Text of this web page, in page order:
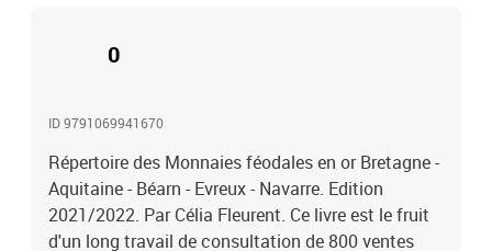
0
ID 9791069941670
Répertoire des Monnaies féodales en or Bretagne -
Aquitaine - Béarn - Evreux - Navarre. Edition
2021/2022. Par Célia Fleurent. Ce livre est le fruit
d'un long travail de consultation de 800 ventes